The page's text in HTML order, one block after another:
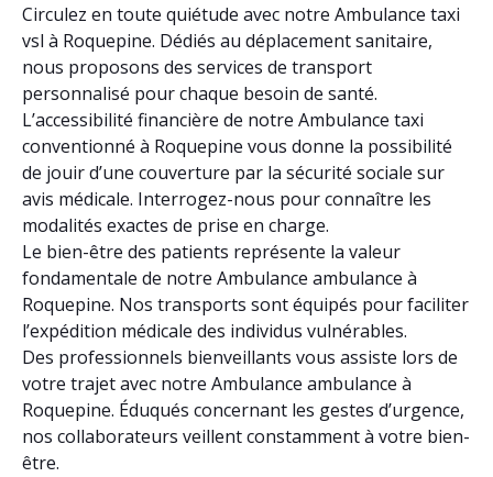
Circulez en toute quiétude avec notre Ambulance taxi
vsl à Roquepine. Dédiés au déplacement sanitaire,
nous proposons des services de transport
personnalisé pour chaque besoin de santé.
L’accessibilité financière de notre Ambulance taxi
conventionné à Roquepine vous donne la possibilité
de jouir d’une couverture par la sécurité sociale sur
avis médicale. Interrogez-nous pour connaître les
modalités exactes de prise en charge.
Le bien-être des patients représente la valeur
fondamentale de notre Ambulance ambulance à
Roquepine. Nos transports sont équipés pour faciliter
l’expédition médicale des individus vulnérables.
Des professionnels bienveillants vous assiste lors de
votre trajet avec notre Ambulance ambulance à
Roquepine. Éduqués concernant les gestes d’urgence,
nos collaborateurs veillent constamment à votre bien-
être.